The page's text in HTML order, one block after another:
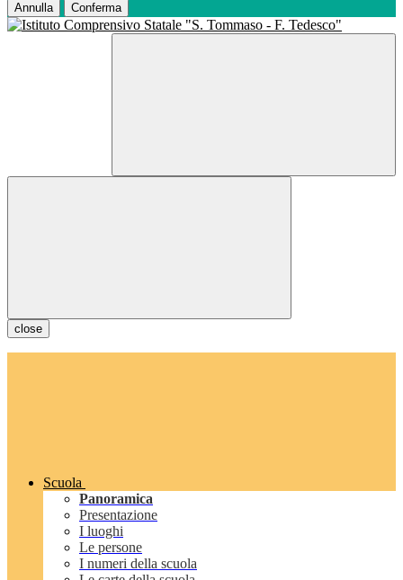
Annulla Conferma
close
Scuola
Panoramica
Presentazione
I luoghi
Le persone
I numeri della scuola